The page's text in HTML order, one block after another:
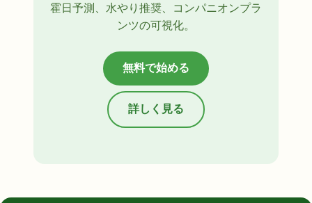
霍日予測、水やり推奨、コンパニオンプラ
ンツの可視化。
無料で始める
詳しく見る